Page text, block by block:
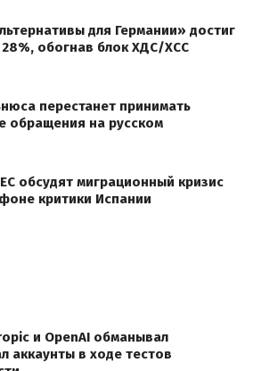
для Германии» достиг
обогнав блок ХДС/ХСС
перестанет принимать
обращения на русском
обсудят миграционный кризис
критики Испании
и OpenAI обманывал
аккаунты в ходе тестов